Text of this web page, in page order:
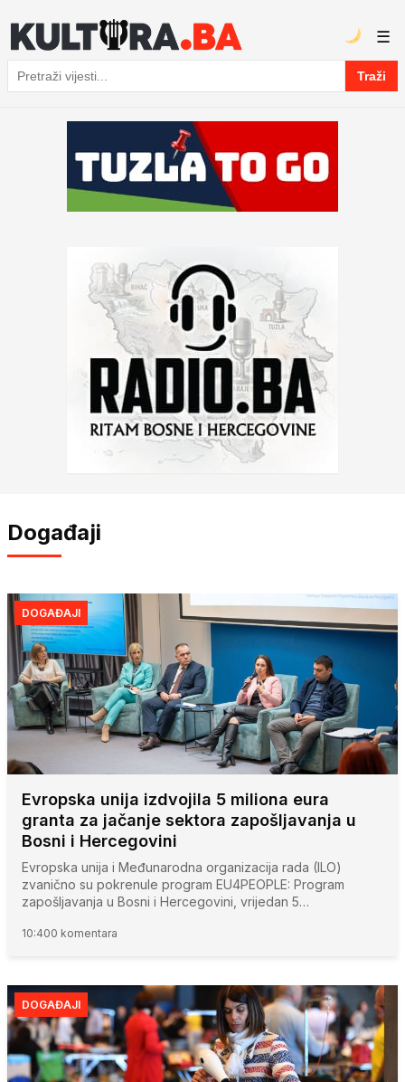
Pretraga
Traži
☰
Događaji
DOGAĐAJI
Evropska unija izdvojila 5 miliona eura
granta za jačanje sektora zapošljavanja u
Bosni i Hercegovini
Evropska unija i Međunarodna organizacija rada (ILO)
zvanično su pokrenule program EU4PEOPLE: Program
zapošljavanja u Bosni i Hercegovini, vrijedan 5…
10:400 komentara
DOGAĐAJI